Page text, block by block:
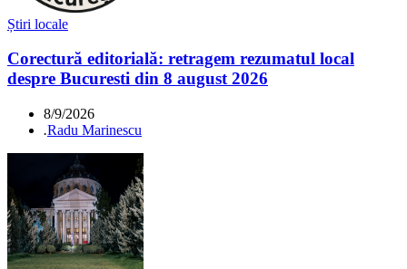
Știri locale
Corectură editorială: retragem rezumatul local
despre Bucuresti din 8 august 2026
8/9/2026
.Radu Marinescu